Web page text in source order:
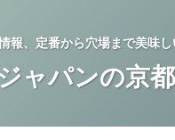
報、定番から穴場まで美味
ャパンの京